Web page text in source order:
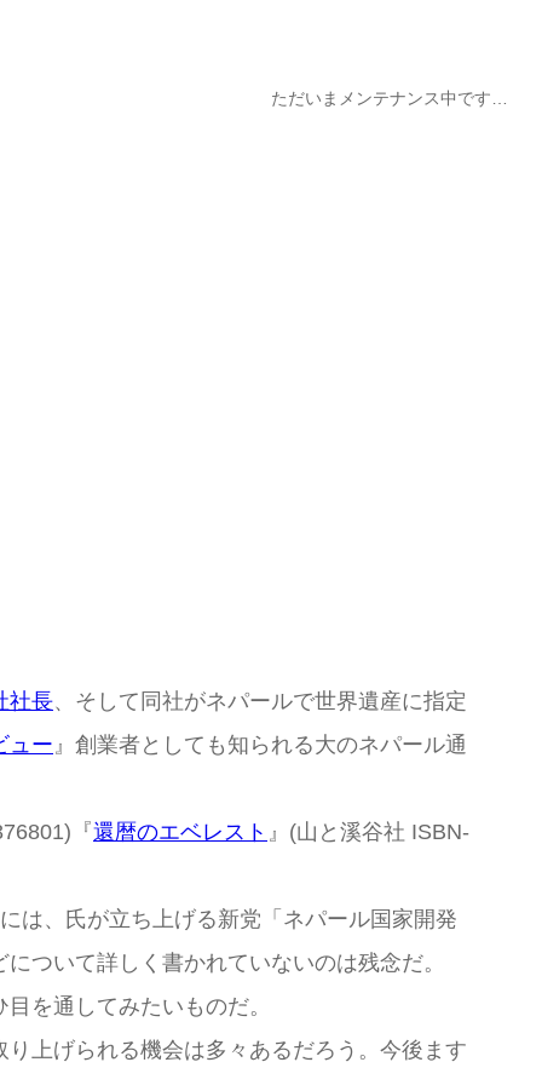
ただいまメンテナンス中です…
社長、そして同社がネパールで世界遺産に指定
ュー 』創業者としても知られる大のネパール通
『還暦のエベレスト 』(山と溪谷社 ISBN-
は、氏が立ち上げる新党「ネパール国家開発
ついて詳しく書かれていないのは残念だ。
を通してみたいものだ。
上げられる機会は多々あるだろう。今後ます